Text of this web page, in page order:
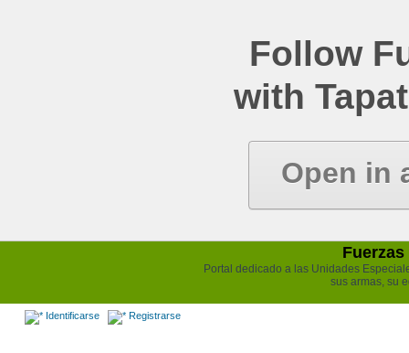
Follow
with
Open in
Portal dedicado a las Unidades
sus armas, su
Identificarse Registrarse